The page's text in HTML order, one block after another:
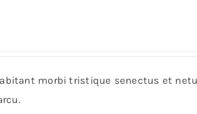
morbi tristique senectus et